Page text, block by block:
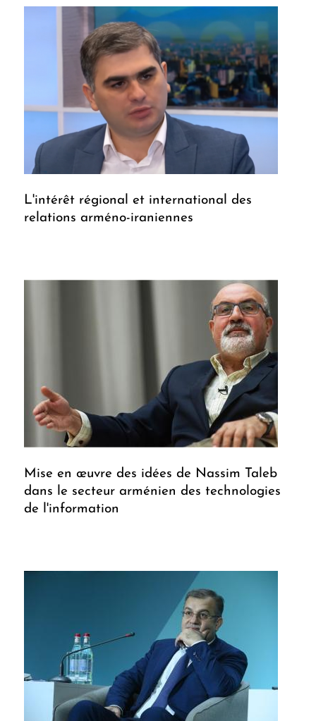
L'intérêt régional et international des
relations arméno-iraniennes
Mise en œuvre des idées de Nassim Taleb
dans le secteur arménien des technologies
de l'information